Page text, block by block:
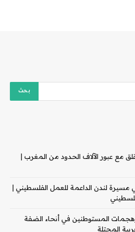
مع عبور الآلاف الحدود من المغرب |
لندن الداعمة للعمل الفلسطيني |
وهجمات المستوطنين في أنحاء الضفة
المحتلة